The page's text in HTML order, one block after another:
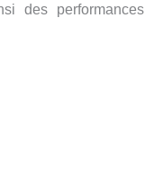
des performances